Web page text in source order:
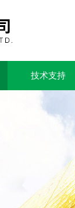
技术支持